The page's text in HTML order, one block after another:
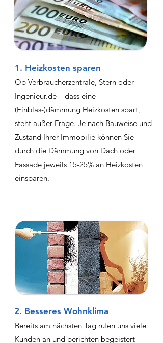
1. Heizkosten sparen
Ob Verbraucherzentrale, Stern oder
Ingenieur.de – dass eine
(Einblas-)dämmung Heizkosten spart,
steht außer Frage. Je nach Bauweise und
Zustand Ihrer Immobilie können Sie
durch die Dämmung von Dach oder
Fassade jeweils 15-25% an Heizkosten
einsparen.
2. Besseres Wohnklima
Bereits am nächsten Tag rufen uns viele
Kunden an und berichten begeistert